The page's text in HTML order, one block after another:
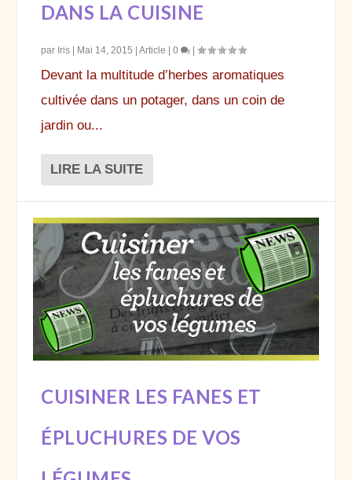
DANS LA CUISINE
par Iris Mai 14, 2015 |Article |0 |
Devant la multitude d’herbes aromatiques
cultivée dans un potager, dans un coin de
jardin ou...
LIRE LA SUITE
CUISINER LES FANES ET
ÉPLUCHURES DE VOS